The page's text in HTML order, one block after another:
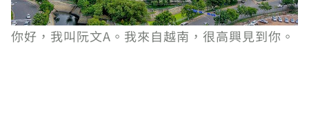
你好，我叫阮文A。我來自越南，很高興見到你。